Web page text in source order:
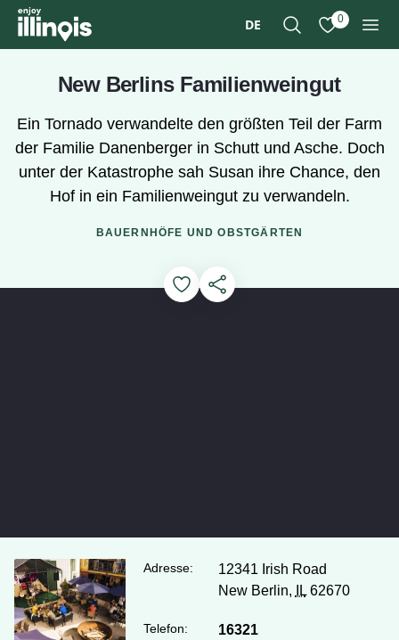
Zum Hauptinhalt springen
DE 0
New Berlins Familienweingut
Ein Tornado verwandelte den größten Teil der Farm
der Familie Danenberger in Schutt und Asche. Doch
unter der Katastrophe sah Susan ihre Chance, den
Hof in ein Familienweingut zu verwandeln.
BAUERNHÖFE UND OBSTGÄRTEN
Add to Favorites
Diese Seite teilen
Adresse:
12341 Irish Road
New Berlin,
IL62670
Telefon: 16321